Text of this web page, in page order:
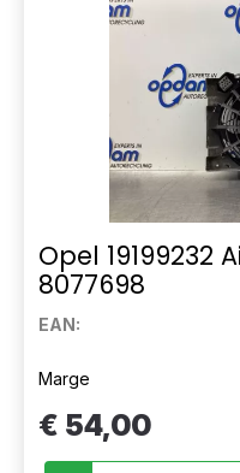
Opel 19199232
8077698
EAN:
Marge
€ 54,00